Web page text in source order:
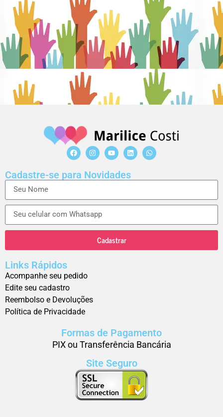
Cadastre-se para Novidades
Cadastrar
Links Rápidos
Acompanhe seu pedido
Edite seu cadastro
Reembolso e Devoluções
Política de Privacidade
Formas de Pagamento
PIX ou Transferência Bancária
Site Seguro